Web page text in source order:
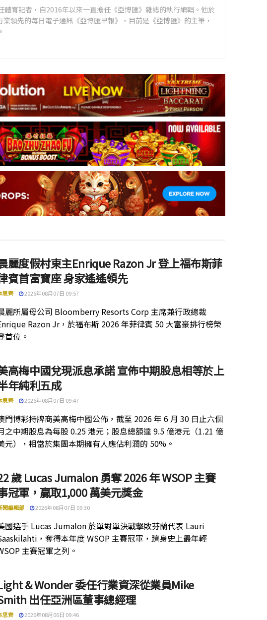
體育記者，自2016年以來一直擔任《亞博匯》雜誌的執行編輯。他於
領先的每日電子通訊《亞博匯早報》，目前是《亞博匯》的主筆，
麗度假村東主Enrique Razon Jr 登上福布斯菲
賓首富寶座 身家遙遙領先
思齊 2026年08月07日 09:57
麗所屬母公司 Bloomberry Resorts Corp 主席兼行政總裁
Razon Jr，於福布斯 2026 年菲律賓 50 大富豪排行榜榮
首位。
高梅中國兌現派息承諾 宣佈中期股息相等於上
年純利五成
思齊 2026年08月07日 09:47
門博彩持牌商美高梅中國公佈，截至 2026 年 6 月 30 日止六個
之中期股息為每股 0.25 港元；股息總額達 9.5 億港元（1.21 億
元），相當於集團本期擁有人應佔利潤的 50%。
歲 Lucas Jumalon 勇奪 2026 年 WSOP 主賽
冠軍，贏取1,000 萬美元獎金
聞編輯部 2026年08月07日 09:30
國選手 Lucas Jumalon 於單對單決戰擊敗芬蘭代表 Lauri
，奪得本年度 WSOP 主賽冠軍，躋身史上最年輕
主賽冠軍之列。
& Wonder 委任行業資深從業員Mike
出任亞洲區董事總經理
思齊 2026年08月06日 09:46